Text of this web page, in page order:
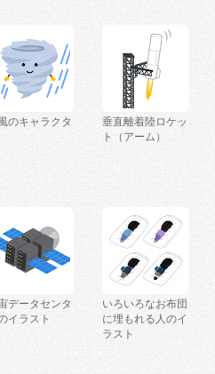
のキャラクタ
垂直離着陸ロケッ
ト（アーム）
データセンタ
イラスト
いろいろなお布団
に埋もれる人のイ
ラスト